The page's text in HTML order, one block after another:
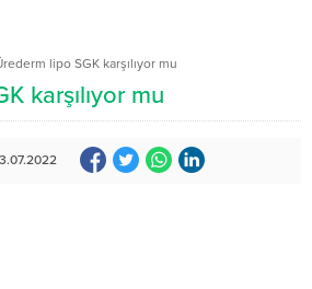
lipo SGK karşılıyor mu
karşılıyor mu